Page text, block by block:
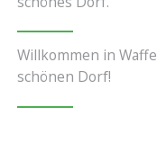
Willkommen in
schönen Dorf!